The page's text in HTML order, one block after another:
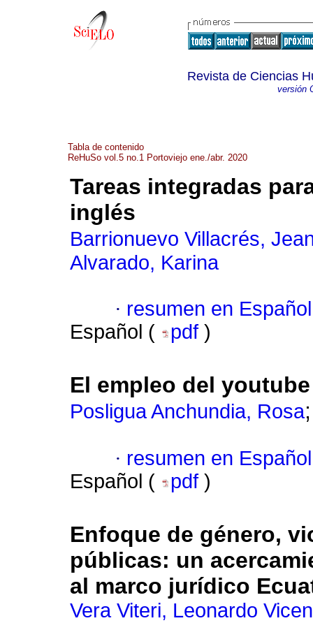
Revista de Ciencias
versión
Tabla de contenido
ReHuSo vol.5 no.1 Portoviejo ene./abr. 2020
Tareas integradas
inglés
Barrionuevo Villacrés,
Alvarado, Karina
· resumen en Español
Español (
pdf )
El empleo del
Posligua Anchundia, Rosa
· resumen en Español
Español (
pdf )
Enfoque de género,
públicas: un
al marco jurídico
Vera Viteri, Leonardo